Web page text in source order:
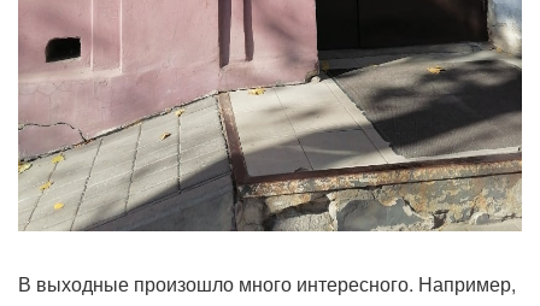
В выходные произошло много интересного. Например,